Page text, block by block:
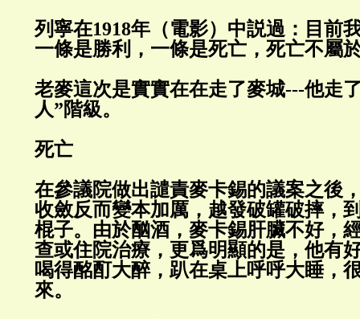
列寧在1918年（電影）中説過：目前
一條是勝利，一條是死亡，死亡不屬
老麥這次是實實在在走了麥城---他走
人”階級。
死亡
在參議院做出譴責麥卡錫的議案之後
收斂反而變本加厲，越發破罐破摔，
棍子。由於酗酒，麥卡錫肝臟不好，
查或住院治療，更爲明顯的是，他有
喝得酩酊大醉，趴在桌上呼呼大睡，
來。